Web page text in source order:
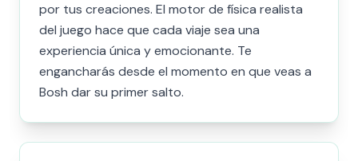
por tus creaciones. El motor de física realista
del juego hace que cada viaje sea una
experiencia única y emocionante. Te
engancharás desde el momento en que veas a
Bosh dar su primer salto.